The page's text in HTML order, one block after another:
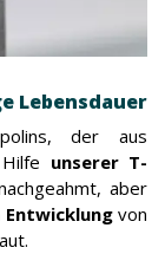
Lebensdauer
der aus
unserer T-
aber
Entwicklungvon